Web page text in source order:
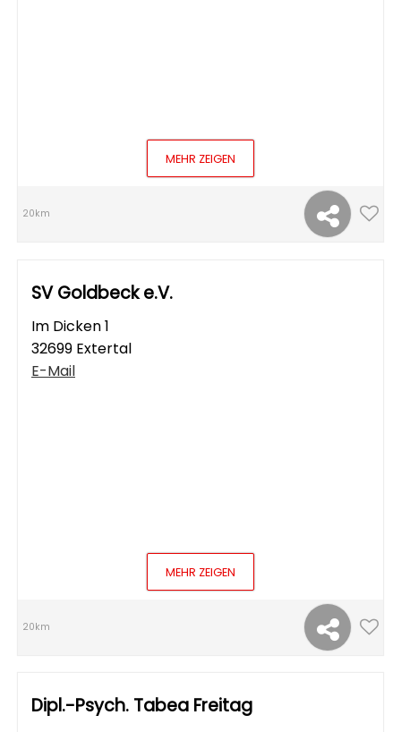
MEHR ZEIGEN
20km
SV Goldbeck e.V.
Im Dicken 1
32699 Extertal
E-Mail
MEHR ZEIGEN
20km
Dipl.-Psych. Tabea Freitag